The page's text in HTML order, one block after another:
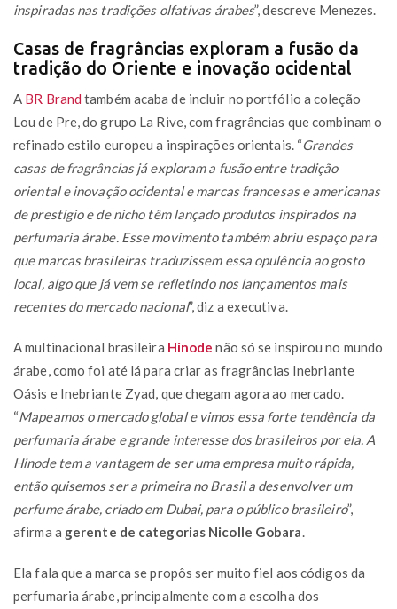
inspiradas nas tradições olfativas árabes”, descreve Menezes.
Casas de fragrâncias exploram a fusão da
tradição do Oriente e inovação ocidental
A BR Brand também acaba de incluir no portfólio a coleção
Lou de Pre, do grupo La Rive, com fragrâncias que combinam o
refinado estilo europeu a inspirações orientais. “Grandes
casas de fragrâncias já exploram a fusão entre tradição
oriental e inovação ocidental e marcas francesas e americanas
de prestígio e de nicho têm lançado produtos inspirados na
perfumaria árabe. Esse movimento também abriu espaço para
que marcas brasileiras traduzissem essa opulência ao gosto
local, algo que já vem se refletindo nos lançamentos mais
recentes do mercado nacional”, diz a executiva.
A multinacional brasileira Hinode não só se inspirou no mundo
árabe, como foi até lá para criar as fragrâncias Inebriante
Oásis e Inebriante Zyad, que chegam agora ao mercado.
“Mapeamos o mercado global e vimos essa forte tendência da
perfumaria árabe e grande interesse dos brasileiros por ela. A
Hinode tem a vantagem de ser uma empresa muito rápida,
então quisemos ser a primeira no Brasil a desenvolver um
perfume árabe, criado em Dubai, para o público brasileiro”,
afirma a gerente de categorias Nicolle Gobara
Ela fala que a marca se propôs ser muito fiel aos códigos da
perfumaria árabe, principalmente com a escolha dos